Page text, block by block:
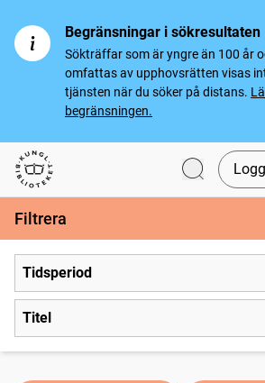
Begränsningar i sökresultaten
Sökträffar som är yngre än 100 år
omfattas av upphovsrätten visas
tjänsten när du söker på distans.
begränsningen.
Svenska tidningar
Filtrera
Tidsperiod
Titel